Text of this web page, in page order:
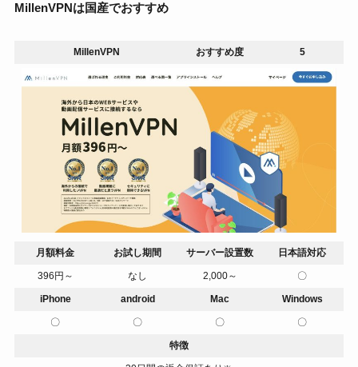
MillenVPNは国産でおすすめ
MillenVPN おすすめ度 5
月額料金 お試し期間 サーバー設置数 日本語対応
396円～ なし 2,000～ 〇
iPhone android Mac Windows
〇 〇 〇 〇
特徴